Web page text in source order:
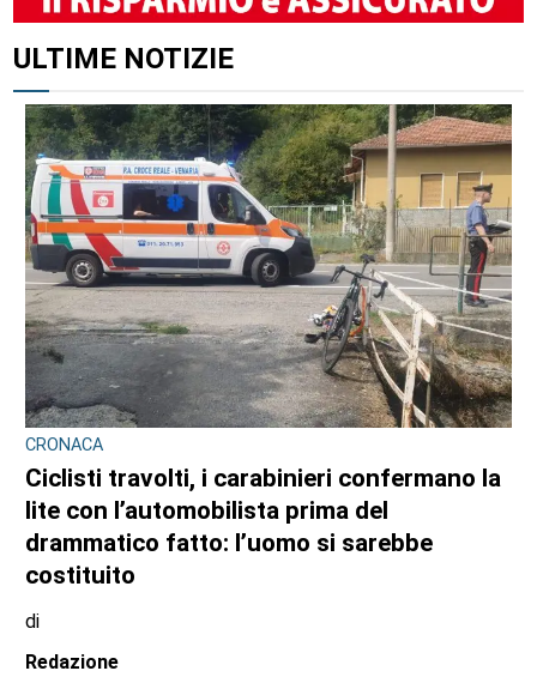
ALTRI ARTICOLI DI QUESTO AUTORE
CONSIGLIO REGIONALE
Marcinelle, il presidente Nicco: “Onorare gli
italiani caduti sul lavoro in ogni parte del
mondo”